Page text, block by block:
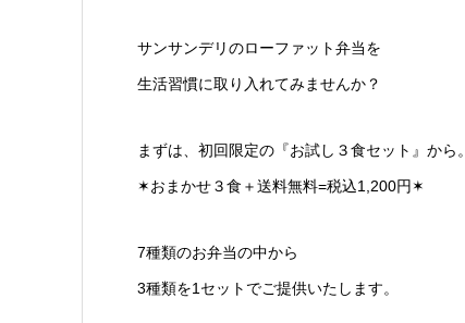
サンサンデリのローファット弁当を
生活習慣に取り入れてみませんか？
まずは、初回限定の『お試し３食セット』から。
✶おまかせ３食＋送料無料=税込1,200円✶
7種類のお弁当の中から
3種類を1セットでご提供いたします。